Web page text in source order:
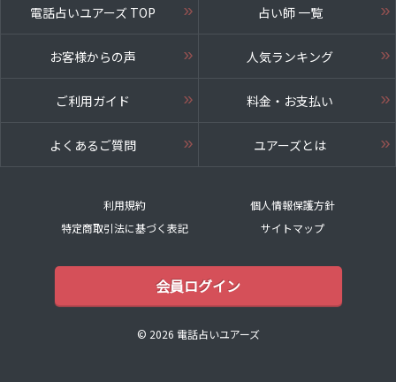
電話占いユアーズ TOP 占い師 一覧
お客様からの声 人気ランキング
ご利用ガイド 料金・お支払い
よくあるご質問 ユアーズとは
利用規約
特定商取引法に基づく表記
個人情報保護方針
サイトマップ
会員ログイン
© 2026 電話占いユアーズ